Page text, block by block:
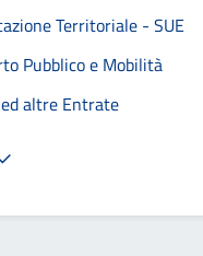
Territoriale - SUE
Pubblico e Mobilità
altre Entrate